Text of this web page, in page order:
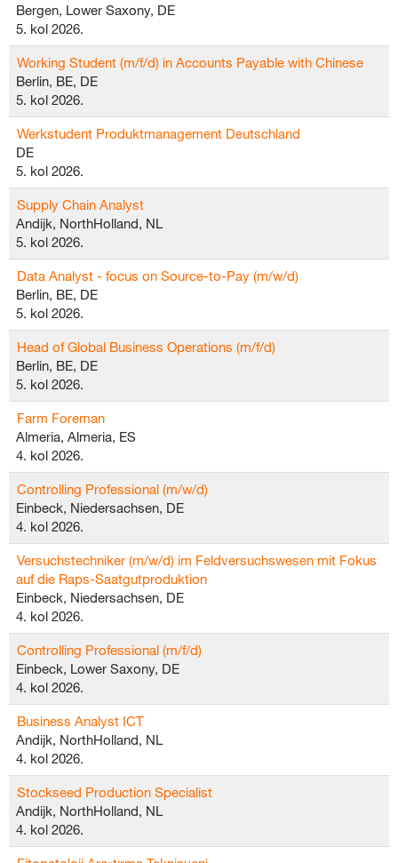
Bergen, Lower Saxony, DE
5. kol 2026.
Working Student (m/f/d) in Accounts Payable with Chinese
Berlin, BE, DE
5. kol 2026.
Werkstudent Produktmanagement Deutschland
DE
5. kol 2026.
Supply Chain Analyst
Andijk, NorthHolland, NL
5. kol 2026.
Data Analyst - focus on Source-to-Pay (m/w/d)
Berlin, BE, DE
5. kol 2026.
Head of Global Business Operations (m/f/d)
Berlin, BE, DE
5. kol 2026.
Farm Foreman
Almeria, Almeria, ES
4. kol 2026.
Controlling Professional (m/w/d)
Einbeck, Niedersachsen, DE
4. kol 2026.
Versuchstechniker (m/w/d) im Feldversuchswesen mit Fokus
auf die Raps-Saatgutproduktion
Einbeck, Niedersachsen, DE
4. kol 2026.
Controlling Professional (m/f/d)
Einbeck, Lower Saxony, DE
4. kol 2026.
Business Analyst ICT
Andijk, NorthHolland, NL
4. kol 2026.
Stockseed Production Specialist
Andijk, NorthHolland, NL
4. kol 2026.